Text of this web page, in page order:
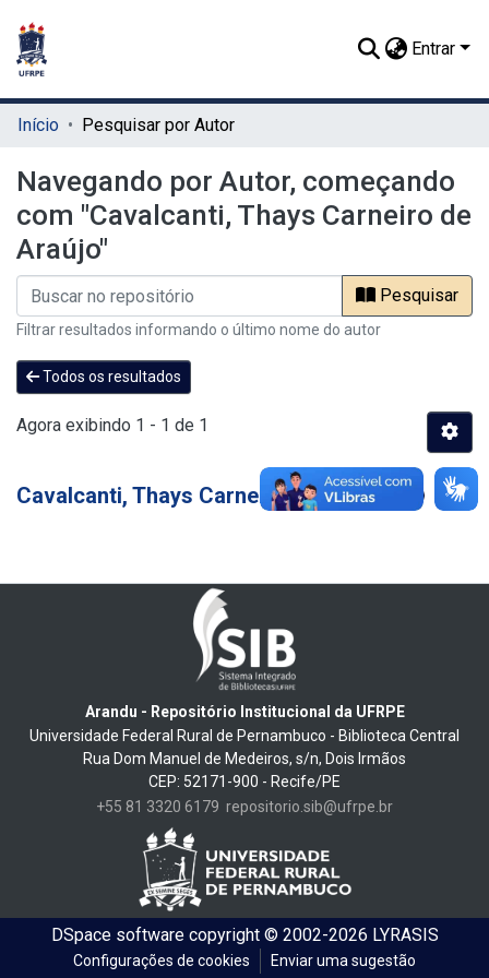
Entrar
Início Pesquisar por Autor
Navegando por Autor, começando
com "Cavalcanti, Thays Carneiro de
Araújo"
Pesquisar
Filtrar resultados informando o último nome do autor
Todos os resultados
Agora exibindo 1 - 1 de 1
Cavalcanti, Thays Carneiro de Araújo
Arandu - Repositório Institucional da UFRPE
Universidade Federal Rural de Pernambuco - Biblioteca Central
Rua Dom Manuel de Medeiros, s/n, Dois Irmãos
CEP: 52171-900 - Recife/PE
+55 81 3320 6179 repositorio.sib@ufrpe.br
DSpace softwarecopyright © 2002-2026 LYRASIS
Configurações de cookies Enviar uma sugestão